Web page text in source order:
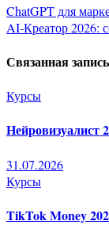
Навигация
по
записям
ChatGPT для
AI-Креатор 2026:
Связанная запись
Курсы
Нейровизуалист
31.07.2026
Курсы
TikTok Money